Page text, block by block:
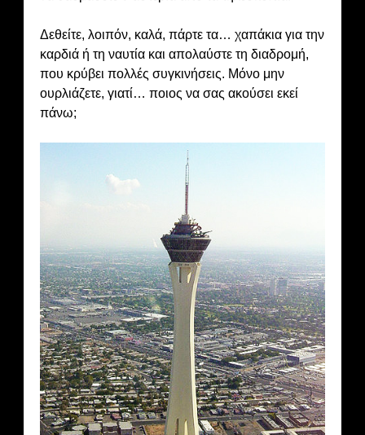
Δεθείτε, λοιπόν, καλά, πάρτε τα… χαπάκια για την
καρδιά ή τη ναυτία και απολαύστε τη διαδρομή,
που κρύβει πολλές συγκινήσεις. Μόνο μην
ουρλιάζετε, γιατί… ποιος να σας ακούσει εκεί
πάνω;